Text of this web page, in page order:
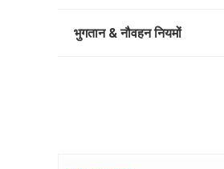
भुगतान & नौवहन नियमों